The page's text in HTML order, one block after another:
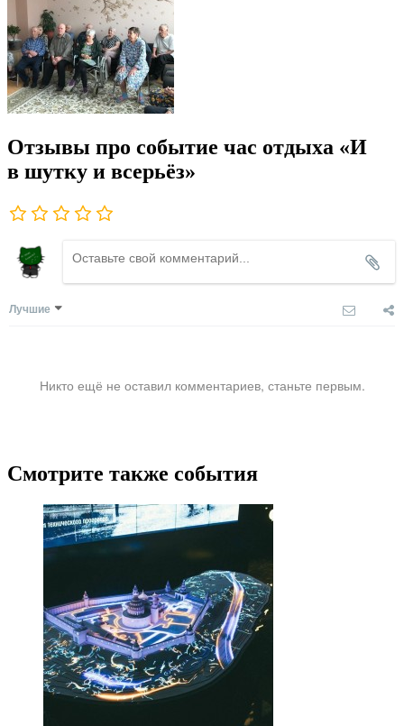
Отзывы про событие час отдыха «И
в шутку и всерьёз»
Лучшие
Никто ещё не оставил комментариев, станьте первым.
Смотрите также события